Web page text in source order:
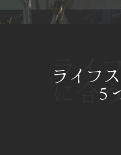
ライ
に合
ライフ
５